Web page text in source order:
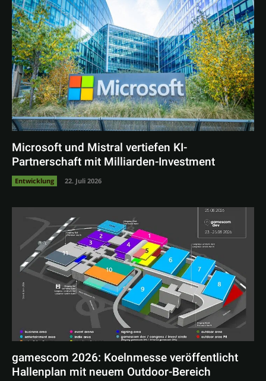
Microsoft und Mistral vertiefen KI-
Partnerschaft mit Milliarden-Investment
Entwicklung 22. Juli 2026
gamescom 2026: Koelnmesse veröffentlicht
Hallenplan mit neuem Outdoor-Bereich